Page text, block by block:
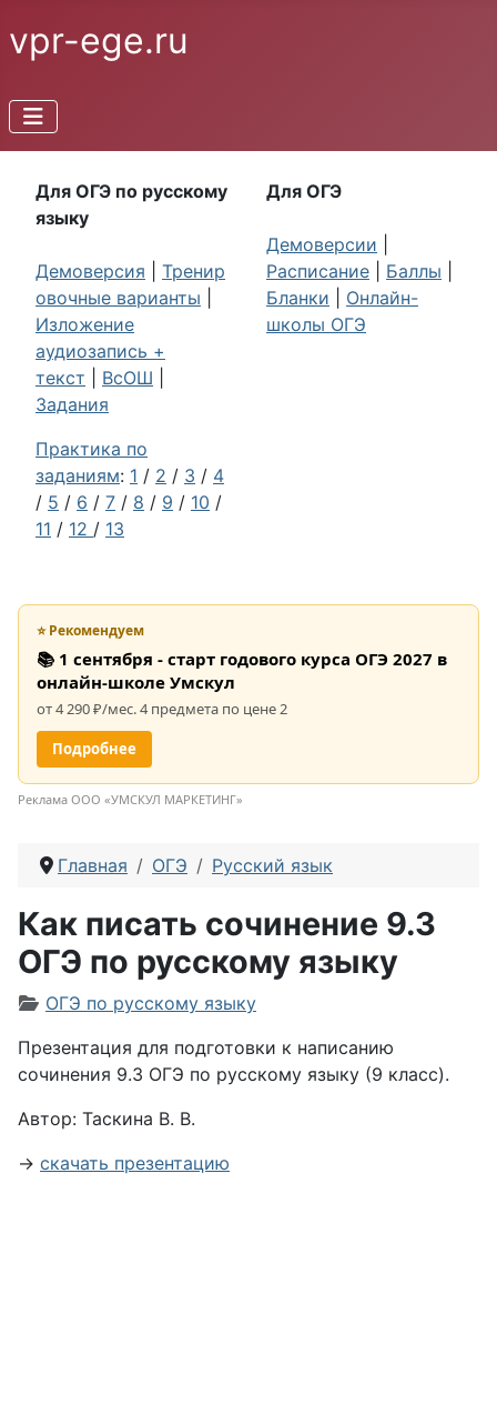
vpr-ege.ru
Для ОГЭ по русскому
языку
Демоверсия
Тренир
овочные варианты
Изложение
аудиозапись +
текст
ВсОШ
Задания
Практика по
заданиям: 1 / 2 / 3 / 4
/ 5 / 6 / 7 / 8 / 9 / 10 /
11 / 12 / 13
Для ОГЭ
Демоверсии
Расписание
Баллы
Бланки
Онлайн-
школы ОГЭ
⭐ Рекомендуем
📚 1 сентября - старт годового курса ОГЭ 2027 в
онлайн-школе Умскул
от 4 290 ₽/мес. 4 предмета по цене 2
Подробнее
Реклама ООО «УМСКУЛ МАРКЕТИНГ»
Главная ОГЭ Русский язык
Как писать сочинение 9.3
ОГЭ по русскому языку
Информация о материале
ОГЭ по русскому языку
Презентация для подготовки к написанию
сочинения 9.3 ОГЭ по русскому языку (9 класс).
Автор: Таскина В. В.
→ скачать презентацию